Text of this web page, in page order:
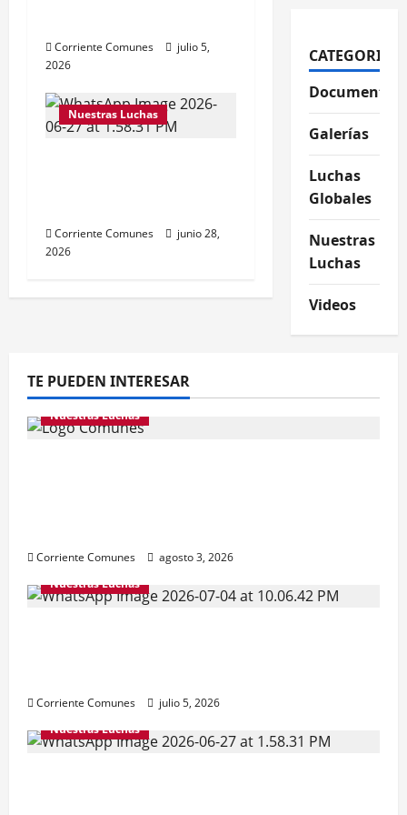
Corriente Comunes
julio 5,
2026
Nuestras Luchas
Corriente Comunes
junio 28,
2026
CATEGORIAS
Documentos
Galerías
Luchas
Globales
Nuestras
Luchas
Videos
TE PUEDEN INTERESAR
Nuestras Luchas
Corriente Comunes
agosto 3, 2026
Nuestras Luchas
Corriente Comunes
julio 5, 2026
Nuestras Luchas